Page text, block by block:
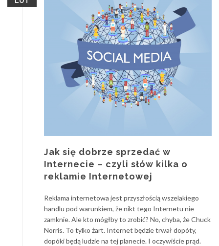
Jak się dobrze sprzedać w
Internecie – czyli słów kilka o
reklamie Internetowej
Reklama internetowa jest przyszłością wszelakiego
handlu pod warunkiem, że nikt tego Internetu nie
zamknie. Ale kto mógłby to zrobić? No, chyba, że Chuck
Norris. To tylko żart. Internet będzie trwał dopóty,
dopóki będą ludzie na tej planecie. I oczywiście prąd.